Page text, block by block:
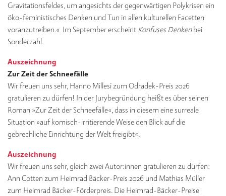
Gravitationsfeldes, um angesichts der gegenwärtigen Polykrisen ein
öko-feministisches Denken und Tun in allen kulturellen Facetten
voranzutreiben.« Im September erscheint Konfuses Denkenbei
Sonderzahl.
Auszeichnung
Zur Zeit der Schneefälle
Wir freuen uns sehr, Hanno Millesi zum Odradek-Preis 2026
gratulieren zu dürfen! In der Jurybegründung heißt es über seinen
Roman »Zur Zeit der Schneefälle«, dass in diesem eine surreale
Situation »auf komisch-irritierende Weise den Blick auf die
gebrechliche Einrichtung der Welt freigibt«.
Auszeichnung
Wir freuen uns sehr, gleich zwei Autor:innen gratulieren zu dürfen:
Ann Cotten zum Heimrad Bäcker-Preis 2026 und Mathias Müller
zum Heimrad Bäcker-Förderpreis. Die Heimrad-Bäcker-Preise